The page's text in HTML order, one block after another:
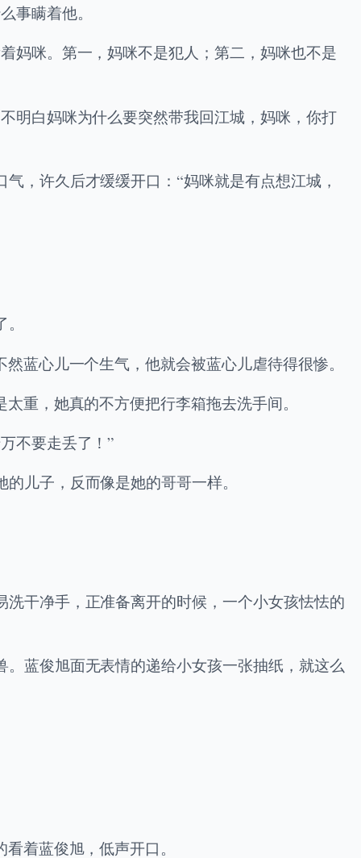
事瞒着他。
妈咪。第一，妈咪不是犯人；第二，妈咪也不是
明白妈咪为什么要突然带我回江城，妈咪，你打
，许久后才缓缓开口：“妈咪就是有点想江城，
蓝心儿一个生气，他就会被蓝心儿虐待得很惨。
重，她真的不方便把行李箱拖去洗手间。
不要走丢了！”
儿子，反而像是她的哥哥一样。
干净手，正准备离开的时候，一个小女孩怯怯的
蓝俊旭面无表情的递给小女孩一张抽纸，就这么
着蓝俊旭，低声开口。